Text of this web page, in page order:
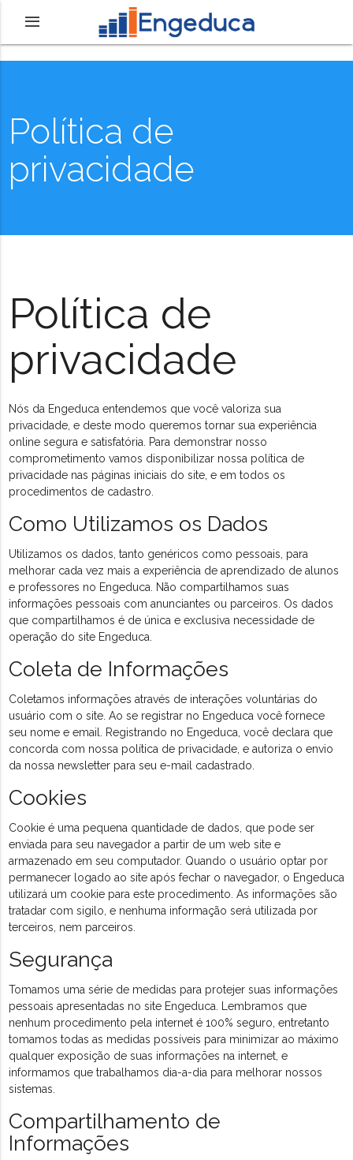
Política de
privacidade
Política de
privacidade
Nós da Engeduca entendemos que você valoriza sua
privacidade, e deste modo queremos tornar sua experiência
online segura e satisfatória. Para demonstrar nosso
comprometimento vamos disponibilizar nossa política de
privacidade nas páginas iniciais do site, e em todos os
procedimentos de cadastro.
Como Utilizamos os Dados
Utilizamos os dados, tanto genéricos como pessoais, para
melhorar cada vez mais a experiência de aprendizado de alunos
e professores no Engeduca. Não compartilhamos suas
informações pessoais com anunciantes ou parceiros. Os dados
que compartilhamos é de única e exclusiva necessidade de
operação do site Engeduca.
Coleta de Informações
Coletamos informações através de interações voluntárias do
usuário com o site. Ao se registrar no Engeduca você fornece
seu nome e email. Registrando no Engeduca, você declara que
concorda com nossa política de privacidade, e autoriza o envio
da nossa newsletter para seu e-mail cadastrado.
Cookies
Cookie é uma pequena quantidade de dados, que pode ser
enviada para seu navegador a partir de um web site e
armazenado em seu computador. Quando o usuário optar por
permanecer logado ao site após fechar o navegador, o Engeduca
utilizará um cookie para este procedimento. As informações são
tratadar com sigilo, e nenhuma informação será utilizada por
terceiros, nem parceiros.
Segurança
Tomamos uma série de medidas para protejer suas informações
pessoais apresentadas no site Engeduca. Lembramos que
nenhum procedimento pela internet é 100% seguro, entretanto
tomamos todas as medidas possíveis para minimizar ao máximo
qualquer exposição de suas informações na internet, e
informamos que trabalhamos dia-a-dia para melhorar nossos
sistemas.
Compartilhamento de
Informações